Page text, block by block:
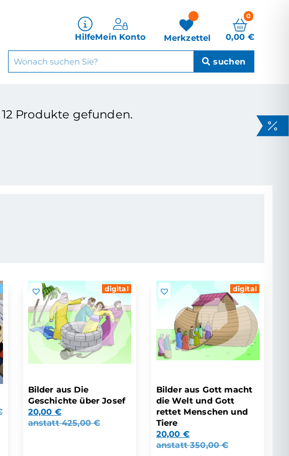
HilfeMein Konto Merkzettel 0,00 €
0
12Produkte gefunden.
digital
Bilder aus Die
Geschichte über Josef
20,00 €
anstatt425,00€
digital
Bilder aus Gott macht
die Welt und Gott
rettet Menschen und
Tiere
20,00 €
anstatt350,00€